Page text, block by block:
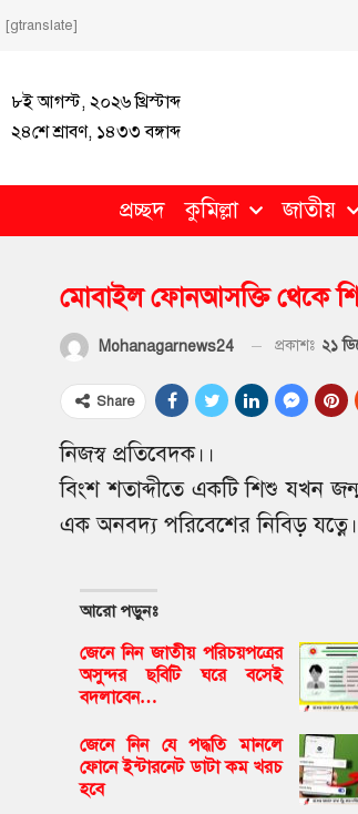
[gtranslate]
৮ই আগস্ট, ২০২৬ খ্রিস্টাব্দ
২৪শে শ্রাবণ, ১৪৩৩ বঙ্গাব্দ
প্রচ্ছদ কুমিল্লা জাতীয়
মোবাইল ফোনআসক্তি থেকে
Mohanagarnews24 প্রকাশঃ ২১
Share
নিজস্ব প্রতিবেদক।।
বিংশ শতাব্দীতে একটি শিশু যখন
এক অনবদ্য পরিবেশের নিবিড় যত্নে।
আরো পড়ুনঃ
জেনে নিন জাতীয় পরিচয়পত্রের
অসুন্দর ছবিটি ঘরে বসেই
বদলাবেন…
জেনে নিন যে পদ্ধতি মানলে
ফোনে ইন্টারনেট ডাটা কম খরচ
হবে